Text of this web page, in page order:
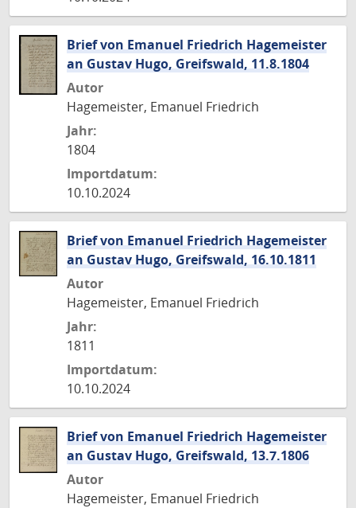
Brief von Emanuel Friedrich Hagemeister
an Gustav Hugo, Greifswald, 11.8.1804
Autor
Hagemeister, Emanuel Friedrich
Jahr:
1804
Importdatum:
10.10.2024
Brief von Emanuel Friedrich Hagemeister
an Gustav Hugo, Greifswald, 16.10.1811
Autor
Hagemeister, Emanuel Friedrich
Jahr:
1811
Importdatum:
10.10.2024
Brief von Emanuel Friedrich Hagemeister
an Gustav Hugo, Greifswald, 13.7.1806
Autor
Hagemeister, Emanuel Friedrich